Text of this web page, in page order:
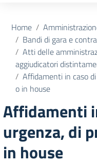
Home
Bandi di gara e
Atti delle
aggiudicatori
Affidamenti in caso
o in house
Affidamenti
urgenza, di
in house